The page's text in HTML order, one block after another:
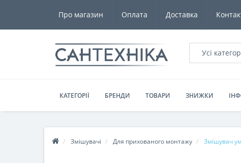
Про магазин Оплата Доставка
Усі
КАТЕГОРІЇ БРЕНДИ ТОВАРИ ЗНИЖКИ
Змішувачі Для прихованого монтажу Змішувач